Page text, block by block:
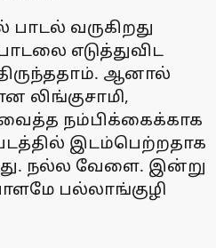
வருகிறது
எடுத்துவிட
ஆனால்
லிங்குசாமி,
வைத்த நம்பிக்கைக்காக
இடம்பெற்றதாக
நல்ல வேளை. இன்று
பல்லாங்குழி